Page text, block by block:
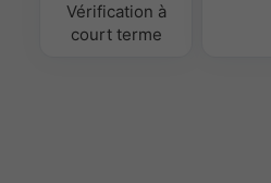
Vérification à
court terme